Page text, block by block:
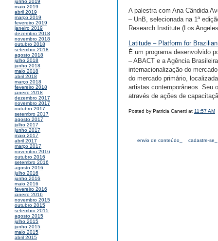
junho 2019
maio 2019
abril 2019
março 2019
fevereiro 2019
janeiro 2019
dezembro 2018
novembro 2018
outubro 2018
setembro 2018
agosto 2018
julho 2018
junho 2018
maio 2018
abril 2018
março 2018
fevereiro 2018
janeiro 2018
dezembro 2017
novembro 2017
outubro 2017
setembro 2017
agosto 2017
julho 2017
junho 2017
maio 2017
abril 2017
março 2017
novembro 2016
outubro 2016
setembro 2016
agosto 2016
julho 2016
junho 2016
maio 2016
fevereiro 2016
janeiro 2016
novembro 2015
outubro 2015
setembro 2015
agosto 2015
julho 2015
junho 2015
maio 2015
abril 2015
A palestra com Ana Cândida
– UnB, selecionada na 1ª
Research Institute (Los
Latitude – Platform for
É um programa desenvolvido
– ABACT e a Agência
internacionalização do
do mercado primário,
artistas contemporâneos. Seu
através de ações de
Posted by Patricia Canetti at 11:57 AM
envio de conteúdo_ cadastre-se_